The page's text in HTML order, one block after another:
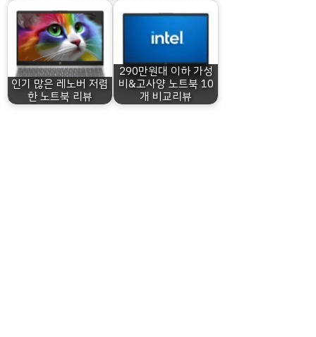
인기 많은 레노버 저렴
한 노트북 리뷰
290만원대 이하 가성
비&고사양 노트북 10
개 비교리뷰